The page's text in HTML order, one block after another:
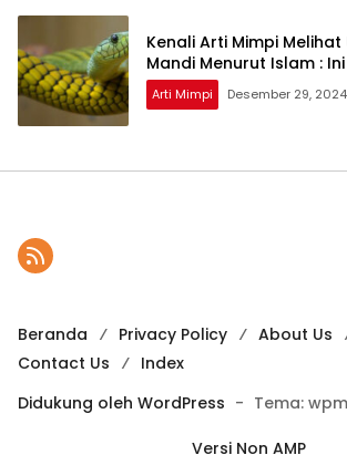
Kenali Arti Mimpi Melihat
Mandi Menurut Islam :
Arti Mimpi Desember 29, 2024
Beranda Privacy Policy
About Us
Contact Us
Index
Didukung oleh WordPress - Tema:
Versi Non AMP